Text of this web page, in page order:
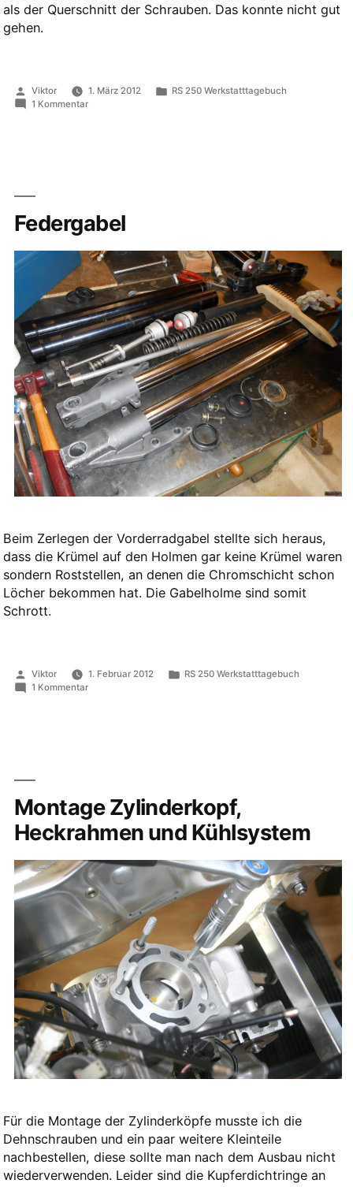
als der Querschnitt der Schrauben. Das konnte nicht gut
gehen.
Veröffentlicht
von
Viktor 1. März 2012
Veröffentlicht
RS 250 Werkstatttagebuch
1 Kommentarzu
Federgabel
Beim Zerlegen der Vorderradgabel stellte sich heraus,
dass die Krümel auf den Holmen gar keine Krümel waren
sondern Roststellen, an denen die Chromschicht schon
Löcher bekommen hat. Die Gabelholme sind somit
Schrott.
Veröffentlicht
von
Viktor 1. Februar 2012
Veröffentlicht
RS 250 Werkstatttagebuch
1 Kommentarzu
Montage Zylinderkopf,
Heckrahmen und Kühlsystem
Für die Montage der Zylinderköpfe musste ich die
Dehnschrauben und ein paar weitere Kleinteile
nachbestellen, diese sollte man nach dem Ausbau nicht
wiederverwenden. Leider sind die Kupferdichtringe an